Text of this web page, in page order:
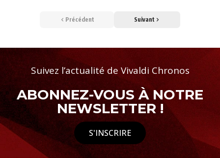
Précédent Suivant
Suivez l’actualité de Vivaldi Chronos
ABONNEZ-VOUS À NOTRE
NEWSLETTER !
S'INSCRIRE